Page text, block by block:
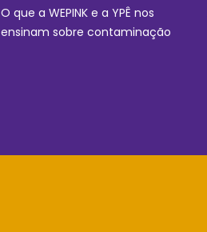
O que a WEPINK e a YPÊ nos
ensinam sobre contaminação